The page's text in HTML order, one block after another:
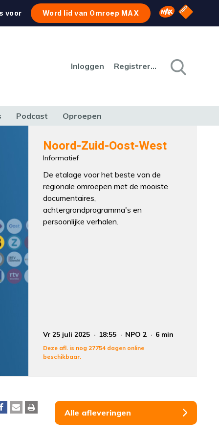
voor Word lid van Omroep MAX Omroep MAX
NPO
Inloggen Registreren
Podcast Oproepen
Noord-Zuid-Oost-West
Informatief
De etalage voor het beste van de
regionale omroepen met de mooiste
documentaires,
achtergrondprogramma's en
persoonlijke verhalen.
Vr 25 juli 2025 18:55 NPO 2 6 min
Deze afl. is nog 27754 dagen online
beschikbaar.
Alle afleveringen